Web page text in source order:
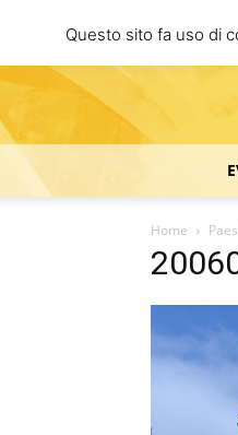
Home
Questo sito fa uso di